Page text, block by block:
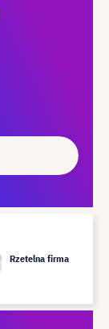
Rzetelna firma